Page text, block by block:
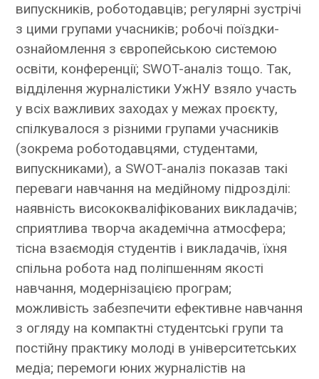
випускників, роботодавців; регулярні зустрічі
з цими групами учасників; робочі поїздки-
ознайомлення з європейською системою
освіти, конференції; SWOT-аналіз тощо. Так,
відділення журналістики УжНУ взяло участь
у всіх важливих заходах у межах проєкту,
спілкувалося з різними групами учасників
(зокрема роботодавцями, студентами,
випускниками), а SWOT-аналіз показав такі
переваги навчання на медійному підрозділі:
наявність висококваліфікованих викладачів;
сприятлива творча академічна атмосфера;
тісна взаємодія студентів і викладачів, їхня
спільна робота над поліпшенням якості
навчання, модернізацією програм;
можливість забезпечити ефективне навчання
з огляду на компактні студентські групи та
постійну практику молоді в університетських
медіа; перемоги юних журналістів на